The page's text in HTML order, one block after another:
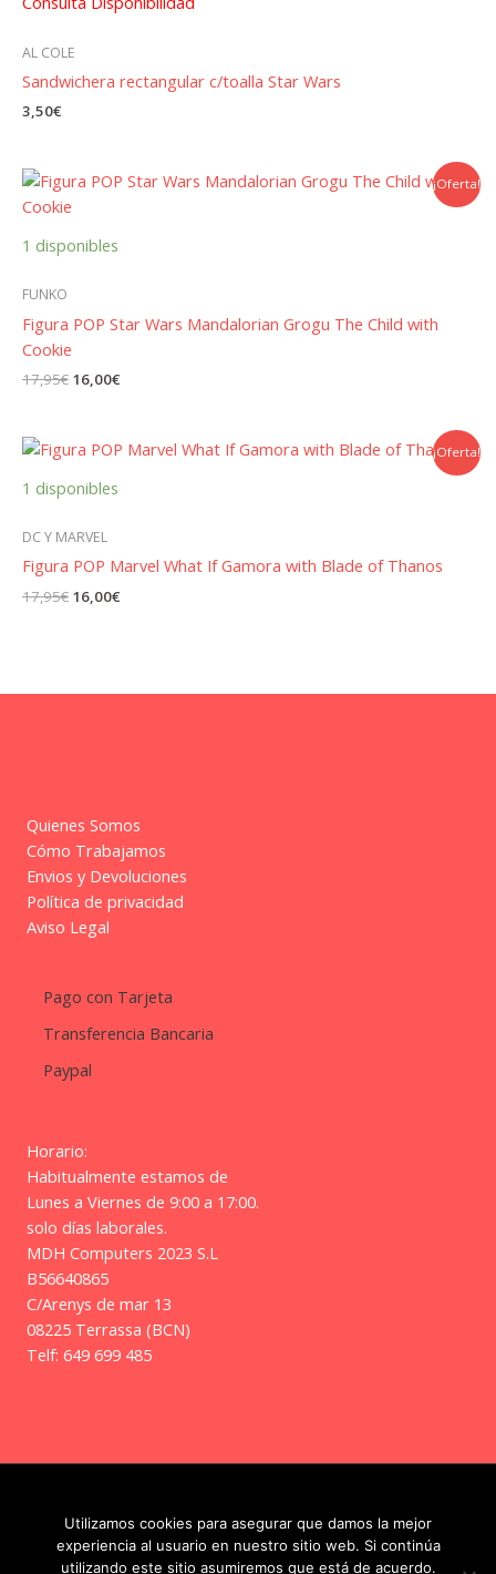
AL COLE
Sandwichera rectangular c/toalla Star Wars
3,50€
¡Oferta!
1 disponibles
FUNKO
Figura POP Star Wars Mandalorian Grogu The Child with
Cookie
17,95€ El
17,95€.
16,00€
16,00€.
¡Oferta!
1 disponibles
DC Y MARVEL
Figura POP Marvel What If Gamora with Blade of Thanos
17,95€ El
16,00€
Quienes Somos
Cómo Trabajamos
Envios y Devoluciones
Política de privacidad
Aviso Legal
Pago con Tarjeta
Transferencia Bancaria
Paypal
Horario:
Habitualmente estamos de
Lunes a Viernes de 9:00 a 17:00.
solo días laborales.
MDH Computers 2023 S.L
B56640865
C/Arenys de mar 13
08225 Terrassa (BCN)
Telf: 649 699 485
Copyright © 2026 | Frikitos
Utilizamos cookies para asegurar que damos la mejor
experiencia al usuario en nuestro sitio web. Si continúa
utilizando este sitio asumiremos que está de acuerdo.